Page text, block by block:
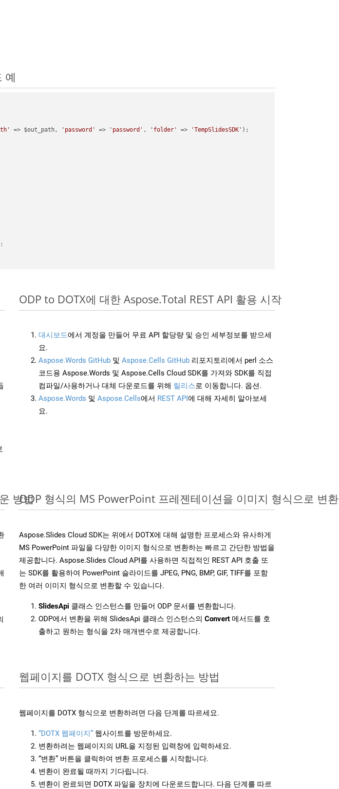
예
=> $out_path, 'password' => 'password' , 'folder' => 'TempSlidesSDK' );
ODP to DOTX에 대한 Aspose.Total REST API 활용 시작
대시보드에서 계정을 만들어 무료 API 할당량 및 승인 세부정보를 받으세
요.
Aspose.Words GitHub 및 Aspose.Cells GitHub 리포지토리에서 perl 소스
코드용 Aspose.Words 및 Aspose.Cells Cloud SDK를 가져와 SDK를 직접
컴파일/사용하거나 대체 다운로드를 위해 릴리스로 이동합니다. 옵션.
Aspose.Words 및 Aspose.Cells에서 REST API에 대해 자세히 알아보세
요.
방법
ODP 형식의 MS PowerPoint 프레젠테이션을 이미지 형식으로 변
Aspose.Slides Cloud SDK는 위에서 DOTX에 대해 설명한 프로세스와 유사하게
MS PowerPoint 파일을 다양한 이미지 형식으로 변환하는 빠르고 간단한 방법을
제공합니다. Aspose.Slides Cloud API를 사용하면 직접적인 REST API 호출 또
는 SDK를 활용하여 PowerPoint 슬라이드를 JPEG, PNG, BMP, GIF, TIFF를 포함
한 여러 이미지 형식으로 변환할 수 있습니다.
SlidesApi 클래스 인스턴스를 만들어 ODP 문서를 변환합니다.
ODP에서 변환을 위해 SlidesApi 클래스 인스턴스의 Convert 메서드를 호
출하고 원하는 형식을 2차 매개변수로 제공합니다.
웹페이지를 DOTX 형식으로 변환하는 방법
웹페이지를 DOTX 형식으로 변환하려면 다음 단계를 따르세요.
“DOTX 웹페이지” 웹사이트를 방문하세요.
변환하려는 웹페이지의 URL을 지정된 입력창에 입력하세요.
“변환” 버튼을 클릭하여 변환 프로세스를 시작합니다.
변환이 완료될 때까지 기다립니다.
변환이 완료되면 DOTX 파일을 장치에 다운로드합니다. 다음 단계를 따르